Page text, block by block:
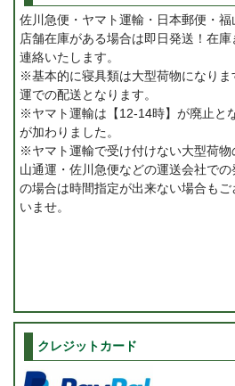
佐川急便・ヤマト運輸・日本郵便・
店舗在庫がある場合は即日発送！在
連絡いたします。
※基本的に寝具類は大型荷物になりま
運での配送となります。
※ヤマト運輸は【12-14時】が廃止と
が加わりました。
※ヤマト運輸で受け付けない大型荷
山通運・佐川急便などの運送会社で
の場合は時間指定が出来ない場合も
いませ。
クレジットカード